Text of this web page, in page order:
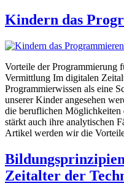
Kindern das
Vorteile der Programmierung
Vermittlung Im digitalen
Programmierwissen als eine
unserer Kinder angesehen
die beruflichen
stärkt auch ihre analytischen
Artikel werden wir die
Zeitalter der